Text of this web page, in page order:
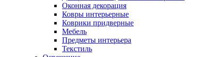
Оконная декорация
Ковры интерьерные
Коврики придверные
Мебель
Предметы интерьера
Текстиль